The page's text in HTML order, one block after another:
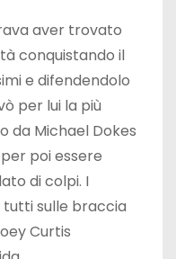
aver trovato
conquistando il
e difendendolo
per lui la più
da Michael Dokes
poi essere
di colpi. I
sulle braccia
Curtis